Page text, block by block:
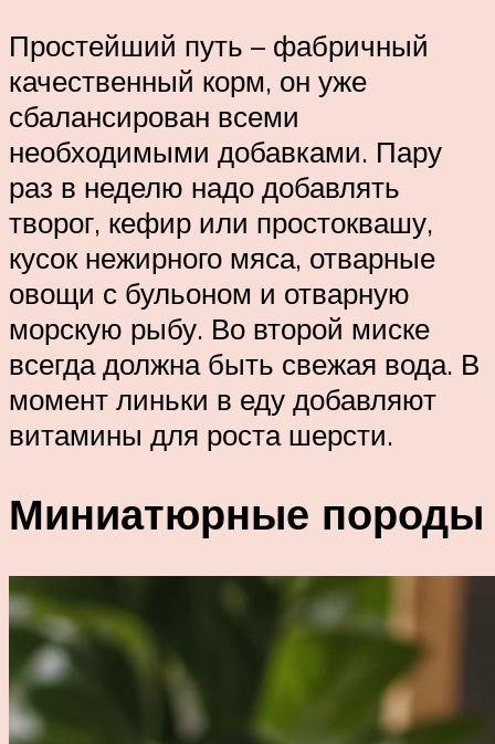
Простейший путь – фабричный
качественный корм, он уже
сбалансирован всеми
необходимыми добавками. Пару
раз в неделю надо добавлять
творог, кефир или простоквашу,
кусок нежирного мяса, отварные
овощи с бульоном и отварную
морскую рыбу. Во второй миске
всегда должна быть свежая вода. В
момент линьки в еду добавляют
витамины для роста шерсти.
Миниатюрные породы